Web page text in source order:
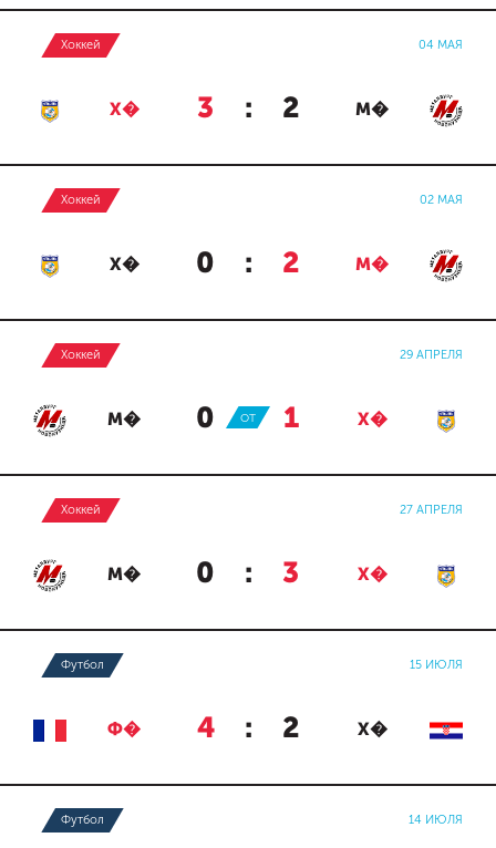
Хоккей 04 МАЯ
Х� 3 : 2 М�
Хоккей 02 МАЯ
Х� 0 : 2 М�
Хоккей 29 АПРЕЛЯ
М� 0 : 1 Х�
ОТ
Хоккей 27 АПРЕЛЯ
М� 0 : 3 Х�
Футбол 15 ИЮЛЯ
Ф� 4 : 2 Х�
Футбол 14 ИЮЛЯ